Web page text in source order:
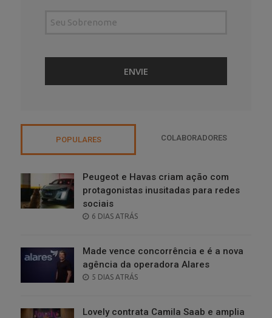
POPULARES COLABORADORES
Peugeot e Havas criam ação com
protagonistas inusitadas para redes
sociais
POSTED
6 DIAS ATRÁS
Made vence concorrência e é a nova
agência da operadora Alares
POSTED
5 DIAS ATRÁS
Lovely contrata Camila Saab e amplia